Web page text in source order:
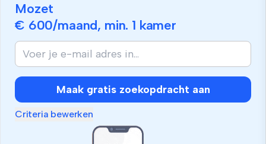
Mozet
€ 600/maand, min. 1 kamer
Maak gratis zoekopdracht aan
Criteria bewerken